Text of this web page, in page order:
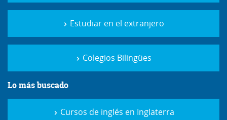
Estudiar en el extranjero
Colegios Bilingües
Lo más buscado
Cursos de inglés en Inglaterra